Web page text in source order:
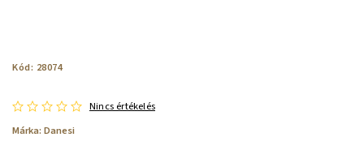
Kód: 28074
Nincs értékelés
Márka: Danesi